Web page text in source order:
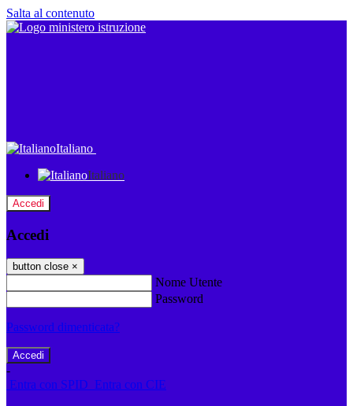
Salta al contenuto
Italiano
Italiano
Accedi
Accedi
button close ×
Nome Utente
Password
Password dimenticata?
-
Entra con SPID Entra con CIE